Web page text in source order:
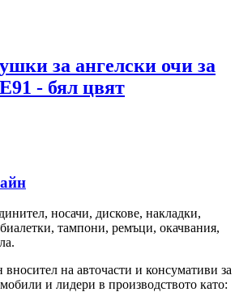
за ангелски очи за
- бял цвят
носачи, дискове, накладки,
тампони, ремъци, окачвания,
вносител на авточасти и консумативи за
и лидери в производството като: